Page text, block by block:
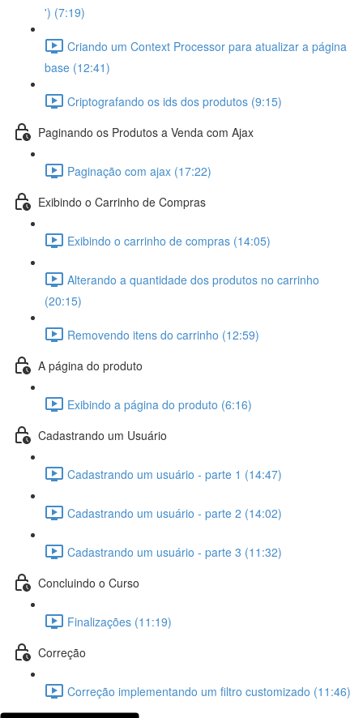
') (7:19)
Criando um Context Processor para atualizar a página
base (12:41)
Criptografando os ids dos produtos (9:15)
Paginando os Produtos a Venda com Ajax
Paginação com ajax (17:22)
Exibindo o Carrinho de Compras
Exibindo o carrinho de compras (14:05)
Alterando a quantidade dos produtos no carrinho
(20:15)
Removendo itens do carrinho (12:59)
A página do produto
Exibindo a página do produto (6:16)
Cadastrando um Usuário
Cadastrando um usuário - parte 1 (14:47)
Cadastrando um usuário - parte 2 (14:02)
Cadastrando um usuário - parte 3 (11:32)
Concluindo o Curso
Finalizações (11:19)
Correção
Correção implementando um filtro customizado (11:46)